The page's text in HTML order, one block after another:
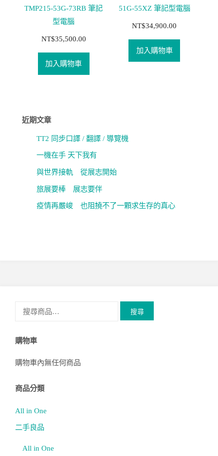
TMP215-53G-73RB 筆記
型電腦
NT$35,500.00
加入購物車
51G-55XZ 筆記型電腦
NT$34,900.00
加入購物車
近期文章
TT2 同步口譯 / 翻譯 / 導覽機
一機在手 天下我有
與世界接軌 從展志開始
旅展要棒 展志要伴
疫情再嚴峻 也阻撓不了一顆求生存的真心
鍵
字:
搜尋
購物車
購物車內無任何商品
商品分類
All in One
二手良品
All in One